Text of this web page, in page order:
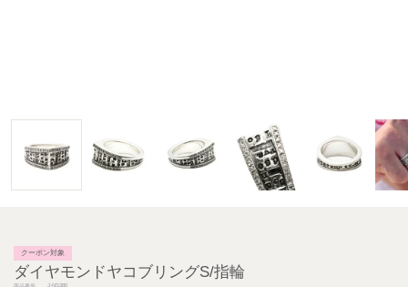
クーポン対象
ダイヤモンドヤコブリングS/指輪
商品番号 J-NS380